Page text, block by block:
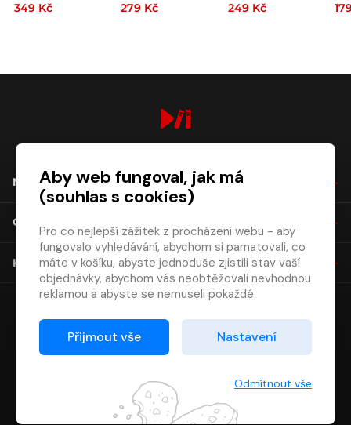
349 Kč 279 Kč 249 Kč
NÁKUP
O SPOLEČNOSTI
KONTAKT
Aby web fungoval, jak má
(souhlas s cookies)
Pro co nejlepší zážitek z procházení webu - aby
fungovalo vyhledávání, abychom si pamatovali, co
máte v košíku, abyste jednoduše zjistili stav vaší
objednávky, abychom vás neobtěžovali nevhodnou
reklamou a abyste se nemuseli pokaždé
Proto od vás potřebujeme souhlas se
zpracováním souborů cookies
Děkujeme, že nám ho dáte a pomůžete nám tak
Přijmout vše Nastavení
Odmítnout vše